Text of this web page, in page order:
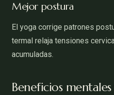
Mejor postura
El yoga corrige patrones
termal relaja tensiones
acumuladas.
Beneficios